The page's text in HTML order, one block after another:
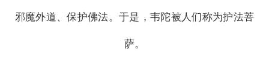
邪魔外道、保护佛法。于是，韦陀被人们称为护法菩
萨。